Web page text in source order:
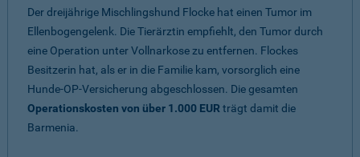
Der dreijährige Mischlingshund Flocke hat einen Tumor im
Ellenbogengelenk. Die Tierärztin empfiehlt, den Tumor durch
eine Operation unter Vollnarkose zu entfernen. Flockes
Besitzerin hat, als er in die Familie kam, vorsorglich eine
Hunde-OP-Versicherung abgeschlossen. Die gesamten
Operationskosten von über 1.000 EUR trägt damit die
Barmenia.